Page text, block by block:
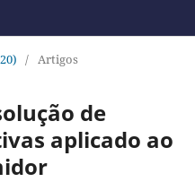
/ Artigos
de
aplicado ao